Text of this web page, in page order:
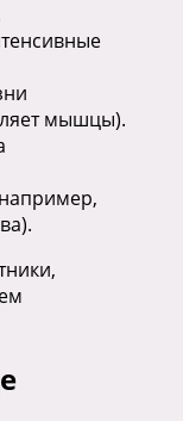
мышцы).